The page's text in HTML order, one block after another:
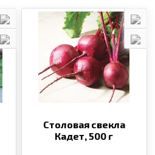
Столовая свекла
Кадет,500 г